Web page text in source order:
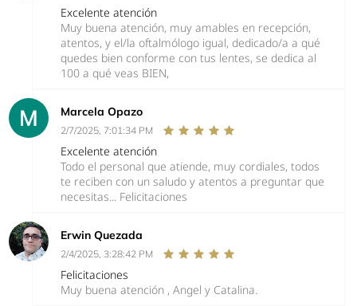
Excelente atención
Muy buena atención, muy amables en recepción,
atentos, y el/la oftalmólogo igual, dedicado/a a qué
quedes bien conforme con tus lentes, se dedica al
100 a qué veas BIEN,
Marcela Opazo
2/7/2025, 7:01:34 PM
Excelente atención
Todo el personal que atiende, muy cordiales, todos
te reciben con un saludo y atentos a preguntar que
necesitas... Felicitaciones
Erwin Quezada
2/4/2025, 3:28:42 PM
Felicitaciones
Muy buena atención , Angel y Catalina.